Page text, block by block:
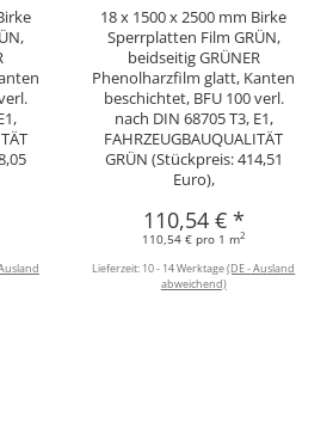
18 x 1500 x 2500 mm Birke
Sperrplatten Film GRÜN,
beidseitig GRÜNER
Phenolharzfilm glatt, Kanten
beschichtet, BFU 100 verl.
nach DIN 68705 T3, E1,
FAHRZEUGBAUQUALITÄT
GRÜN (Stückpreis: 414,51
Euro),
110,54 € *
110,54 € pro 1 m2
Lieferzeit: 10 - 14 Werktage(DE - Ausland
abweichend)